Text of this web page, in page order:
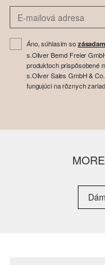
Áno, súhlasím so
s.Oliver Bernd Freier
produktoch prispôsobené
s.Oliver Sales GmbH &
fungujúci na rôznych